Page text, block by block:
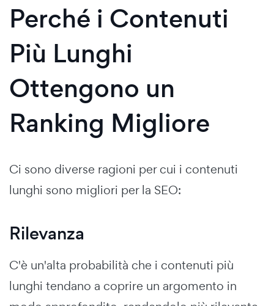
Perché i Contenuti
Più Lunghi
Ottengono un
Ranking Migliore
Ci sono diverse ragioni per cui i contenuti
lunghi sono migliori per la SEO:
Rilevanza
C'è un'alta probabilità che i contenuti più
lunghi tendano a coprire un argomento in